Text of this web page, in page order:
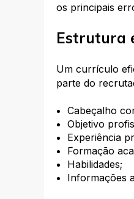
os principais
Estrutura
Um currículo
parte do
Cabeçalho
Objetivo
Experiência
Formação
Habilidades;
Informações